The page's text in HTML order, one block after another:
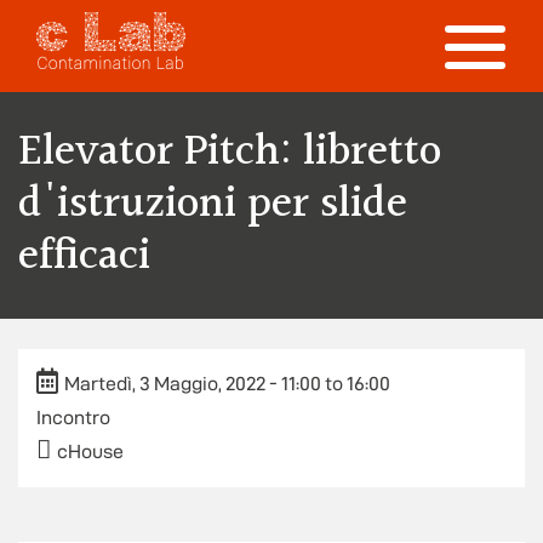
Skip to main content
Toggle
navigation
Elevator Pitch: libretto
d'istruzioni per slide
efficaci
Martedì, 3 Maggio, 2022 - 11:00 to16:00
Incontro
cHouse